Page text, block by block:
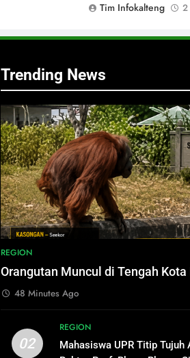
Tim Infokalteng
2
Trending News
REGION
Orangutan Muncul di Tengah Kota
48 Minutes Ago
02
REGION
Mahasiswa UPR Titip Tujuh